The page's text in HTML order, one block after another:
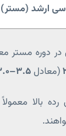
در دوره مستر
(معادل
رده بالا